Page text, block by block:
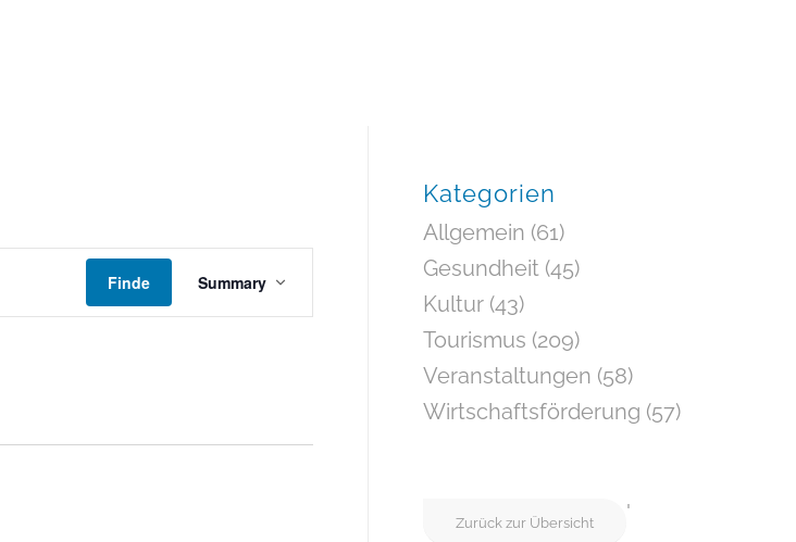
Finde
Ansichten-
Summary
Kategorien
Allgemein (61)
Gesundheit (45)
Kultur (43)
Tourismus (209)
Veranstaltungen (58)
Wirtschaftsförderung (57)
Zurück zur Übersicht '